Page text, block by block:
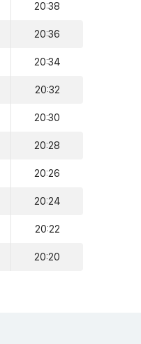
20:38
20:36
20:34
20:32
20:30
20:28
20:26
20:24
20:22
20:20